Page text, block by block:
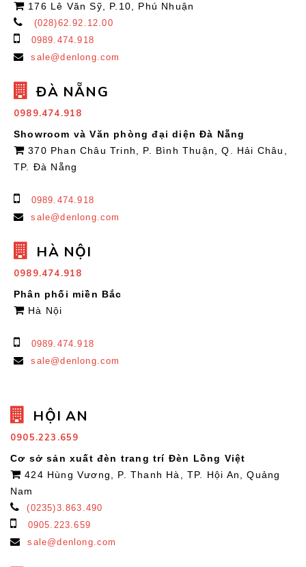
176 Lê Văn Sỹ, P.10, Phú Nhuận
(028)62.92.12.00
0989.474.918
sale@denlong.com
ĐÀ NẴNG
0989.474.918
Showroom và Văn phòng đại diện Đà Nẵng
370 Phan Châu Trinh, P. Bình Thuận, Q. Hải Châu,
TP. Đà Nẵng
0989.474.918
sale@denlong.com
HÀ NỘI
0989.474.918
Phân phối miền Bắc
Hà Nội
0989.474.918
sale@denlong.com
HỘI AN
0905.223.659
Cơ sở sản xuất đèn trang trí Đèn Lồng Việt
424 Hùng Vương, P. Thanh Hà, TP. Hội An, Quảng
Nam
(0235)3.863.490
0905.223.659
sale@denlong.com